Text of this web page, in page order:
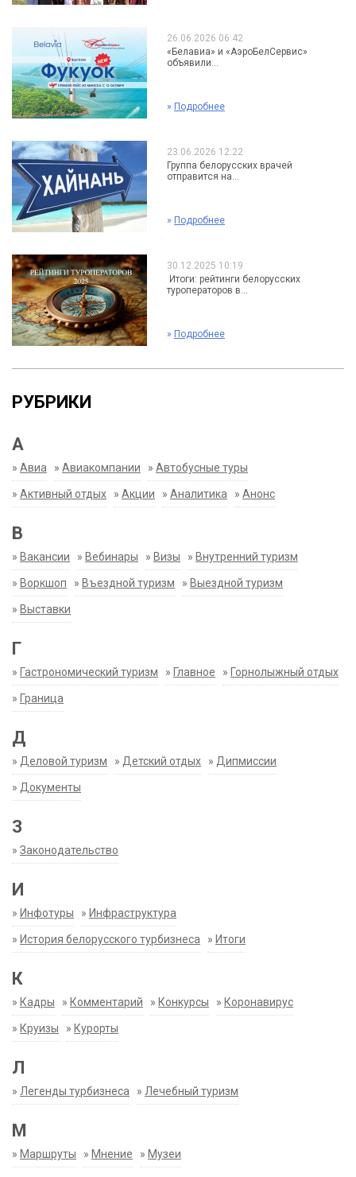
26.06.2026 06:42
«Белавиа» и «АэроБелСервис»
объявили...
» Подробнее
23.06.2026 12:22
Группа белорусских врачей
отправится на...
» Подробнее
30.12.2025 10:19
Итоги: рейтинги белорусских
туроператоров в...
» Подробнее
РУБРИКИ
А
» Авиа » Авиакомпании » Автобусные туры
» Активный отдых » Акции » Аналитика » Анонс
В
» Вакансии » Вебинары » Визы » Внутренний туризм
» Воркшоп » Въездной туризм » Выездной туризм
» Выставки
Г
» Гастрономический туризм » Главное » Горнолыжный отдых
» Граница
Д
» Деловой туризм » Детский отдых » Дипмиссии
» Документы
З
» Законодательство
И
» Инфотуры » Инфраструктура
» История белорусского турбизнеса » Итоги
К
» Кадры » Комментарий » Конкурсы » Коронавирус
» Круизы » Курорты
Л
» Легенды турбизнеса » Лечебный туризм
М
» Маршруты » Мнение » Музеи